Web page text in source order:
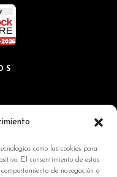
como las cookies para
El consentimiento de estas
de navegación o